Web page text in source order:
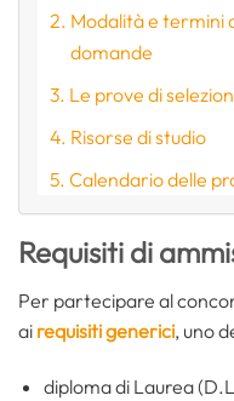
Modalità e termini
domande
Le prove di
Risorse di studio
Calendario delle
Requisiti di
Per partecipare al
ai requisiti generici, uno
diploma di Laurea